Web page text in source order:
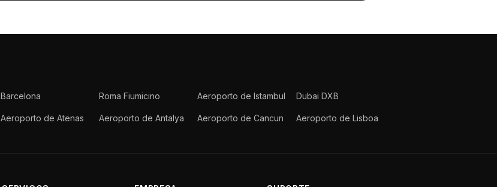
Barcelona Roma Fiumicino Aeroporto de Istambul Dubai DXB
Aeroporto de Atenas Aeroporto de Antalya Aeroporto de Cancun Aeroporto de Lisboa